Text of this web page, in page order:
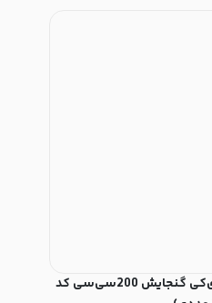
پیاله دوجداره بی‌وی‌کی گنجایش 200سی‌سی کد